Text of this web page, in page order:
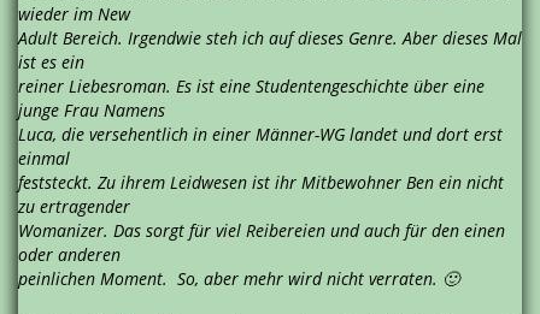
wieder im New
Adult Bereich. Irgendwie steh ich auf dieses Genre. Aber dieses Mal
ist es ein
reiner Liebesroman. Es ist eine Studentengeschichte über eine
junge Frau Namens
Luca, die versehentlich in einer Männer-WG landet und dort erst
einmal
feststeckt. Zu ihrem Leidwesen ist ihr Mitbewohner Ben ein nicht
zu ertragender
Womanizer. Das sorgt für viel Reibereien und auch für den einen
oder anderen
peinlichen Moment. So, aber mehr wird nicht verraten. 🙂